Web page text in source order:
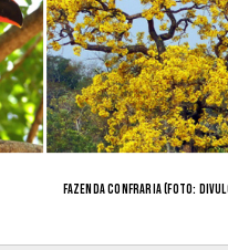
Fazenda Confraria (Foto: